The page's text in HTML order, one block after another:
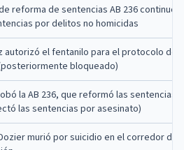
reforma de sentencias AB 236 continuó
por delitos no homicidas
autorizó el fentanilo para el protocolo de
bloqueado)
la AB 236, que reformó las
las sentencias por asesinato)
murió por suicidio en el corredor de